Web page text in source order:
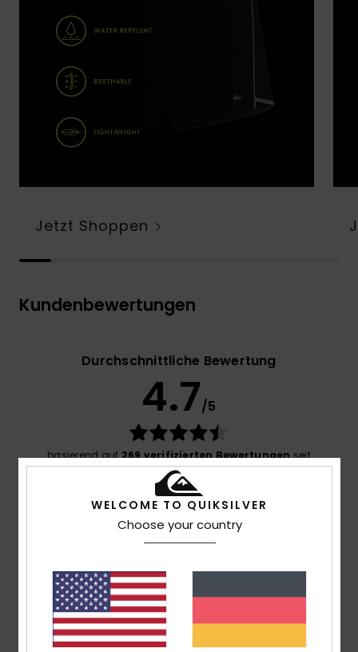
Jetzt Shoppen
Kundenbewertungen
Durchschnittliche Bewertung
4.7/5
basierend auf269 verifizierten Bewertungenseit
September 2025
77% unserer Kunden empfehlen dieses Produkt
Komfort
4.7
Preis-Leistungs-Verhältnis
WELCOME TO QUIKSILVER
Choose your country